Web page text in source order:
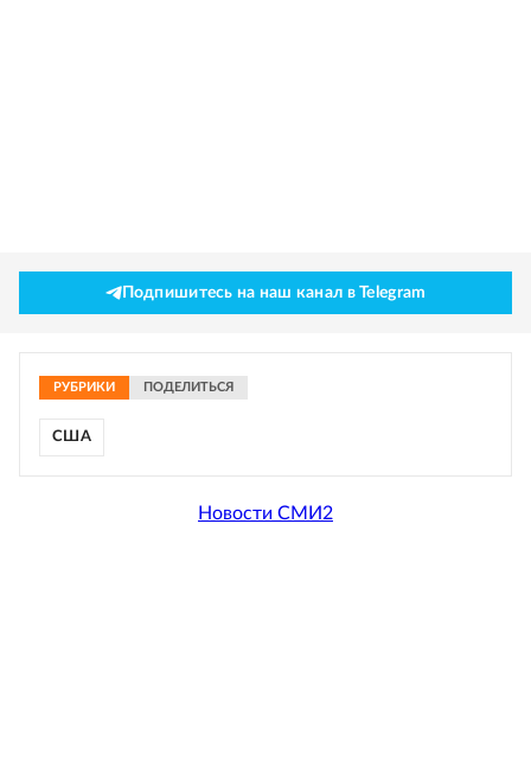
Подпишитесь на наш канал в Telegram
РУБРИКИ ПОДЕЛИТЬСЯ
США
Новости СМИ2